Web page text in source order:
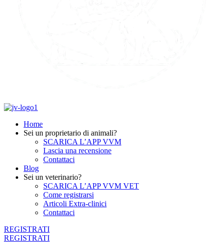
Home
Sei un proprietario di animali?
SCARICA L’APP VVM
Lascia una recensione
Contattaci
Blog
Sei un veterinario?
SCARICA L’APP VVM VET
Come registrarsi
Articoli Extra-clinici
Contattaci
REGISTRATI
REGISTRATI